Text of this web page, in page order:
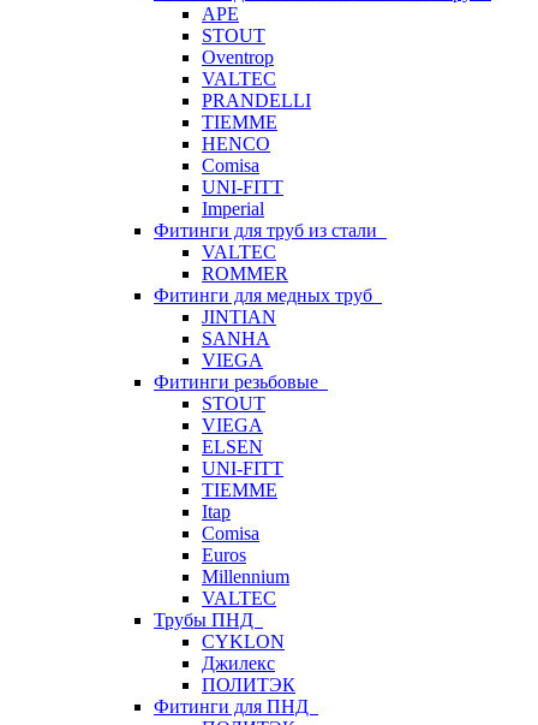
APE
STOUT
Oventrop
VALTEC
PRANDELLI
TIEMME
HENCO
Comisa
UNI-FITT
Imperial
Фитинги для труб из стали
VALTEC
ROMMER
Фитинги для медных труб
JINTIAN
SANHA
VIEGA
Фитинги резьбовые
STOUT
VIEGA
ELSEN
UNI-FITT
TIEMME
Itap
Comisa
Euros
Millennium
VALTEC
Трубы ПНД
CYKLON
Джилекс
ПОЛИТЭК
Фитинги для ПНД